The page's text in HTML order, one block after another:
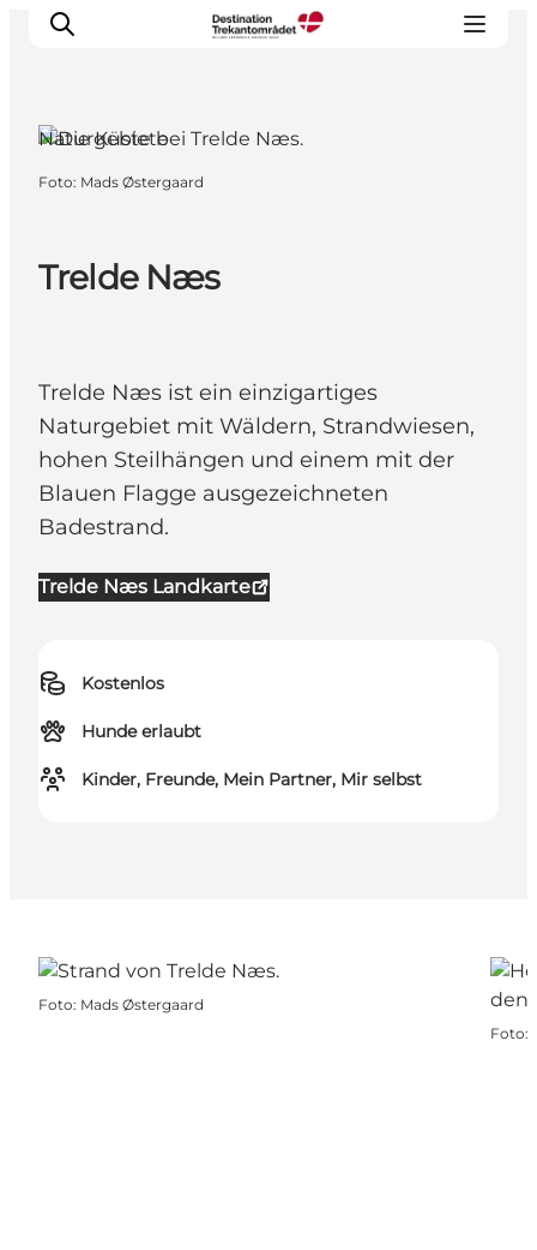
Erlebnisse
Trelde Næs
Trelde Næs ist ein einzigartiges
Naturgebiet mit Wäldern, Strandwiesen,
hohen Steilhängen und einem mit der
Blauen Flagge ausgezeichneten
Badestrand.
Trelde Næs Landkarte
Kostenlos
Hunde erlaubt
Kinder, Freunde, Mein Partner, Mir selbst
Naturgebiete
Foto: Mads Østergaard
Foto: Mads Østergaard
Foto: